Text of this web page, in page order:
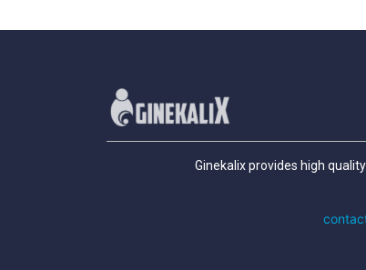
Ginekalix provides high